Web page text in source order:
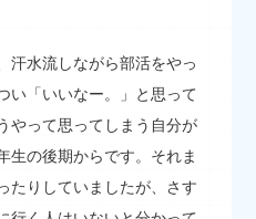
水流しながら部活をやっ
い「いいなー。」と思って
やって思ってしまう自分が
生の後期からです。それま
たりしていましたが、さす